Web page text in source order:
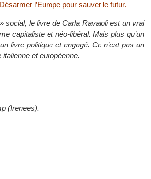
l’Europe pour sauver le futur.
social, le livre de Carla Ravaioli est un vrai
capitaliste et néo-libéral. Mais plus qu’un
livre politique et engagé. Ce n’est pas un
et européenne.
(Irenees).